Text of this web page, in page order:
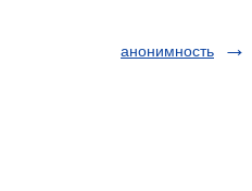
анонимность